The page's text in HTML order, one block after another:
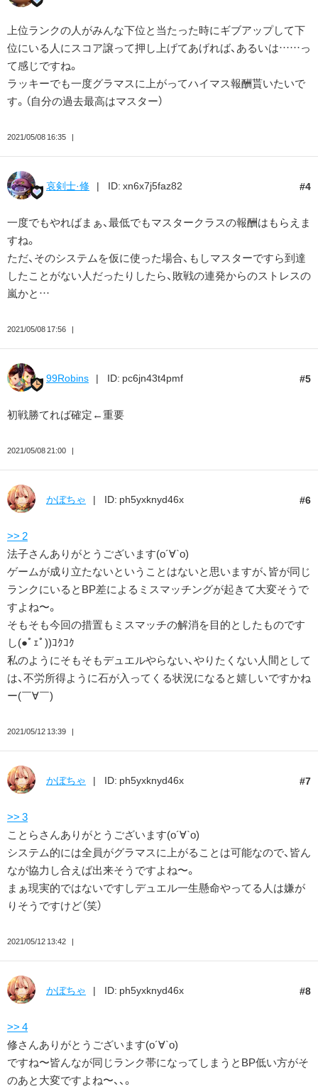
上位ランクの人がみんな下位と当たった時にギブアップして下
位にいる人にスコア譲って押し上げてあげれば、あるいは……っ
て感じですね。
ラッキーでも一度グラマスに上がってハイマス報酬貰いたいで
す。（自分の過去最高はマスター）
2021/05/08 16:35
4
哀剣士·修 ID: xn6x7j5faz82
一度でもやればまぁ、最低でもマスタークラスの報酬はもらえま
すね。
ただ、そのシステムを仮に使った場合、もしマスターですら到達
したことがない人だったりしたら、敗戦の連発からのストレスの
嵐かと…
2021/05/08 17:56
5
99Robins ID: pc6jn43t4pmf
初戦勝てれば確定←重要
2021/05/08 21:00
6
かぼちゃ ID: ph5yxknyd46x
>> 2
法子さんありがとうございます(о´∀`о)
ゲームが成り立たないということはないと思いますが、皆が同じ
ランクにいるとBP差によるミスマッチングが起きて大変そうで
すよね〜。
そもそも今回の措置もミスマッチの解消を目的としたものです
し(●ﾟｪﾟ))ｺｸｺｸ
私のようにそもそもデュエルやらない、やりたくない人間として
は、不労所得ように石が入ってくる状況になると嬉しいですかね
ー(￣∀￣)
2021/05/12 13:39
7
かぼちゃ ID: ph5yxknyd46x
>> 3
ことらさんありがとうございます(о´∀`о)
システム的には全員がグラマスに上がることは可能なので、皆ん
なが協力し合えば出来そうですよね〜。
まぁ現実的ではないですしデュエル一生懸命やってる人は嫌が
りそうですけど（笑）
2021/05/12 13:42
8
かぼちゃ ID: ph5yxknyd46x
>> 4
修さんありがとうございます(о´∀`о)
ですね〜皆んなが同じランク帯になってしまうとBP低い方がそ
のあと大変ですよね〜、、。